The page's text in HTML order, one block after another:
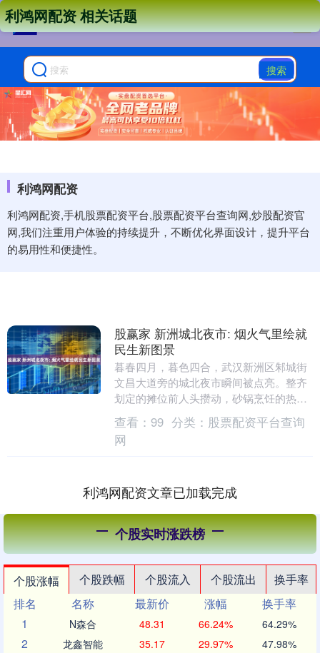
搜索
利鸿网配资
利鸿网配资,手机股票配资平台,股票配资平台查询网,炒股配资官
网,我们注重用户体验的持续提升，不断优化界面设计，提升平台
的易用性和便捷性。
利鸿网配资 相关话题
股赢家 新洲城北夜市: 烟火气里绘就
民生新图景
暮春四月，暮色四合，武汉新洲区邾城街
文昌大道旁的城北夜市瞬间被点亮。整齐
划定的摊位前人头攒动，砂锅烹饪的热气
与市井吆喝交织，新鲜果蔬的清香与特色
小吃的香气弥漫街....
查看： 99 分类： 股票配资平台查询
网
利鸿网配资文章已加载完成
个股实时涨跌榜
个股涨幅 个股跌幅 个股流入 个股流出
换手率
排名
名称 最新价 涨幅
换手率
1
N森合 48.31 66.24% 64.29%
2 龙鑫智能 35.17 29.97% 47.98%